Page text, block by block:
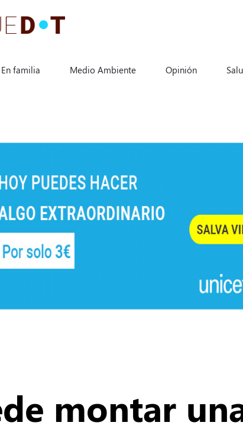
En familia Medio Ambiente Opinión
montar